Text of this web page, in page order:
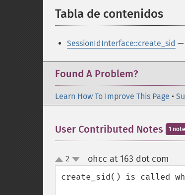
Tabla de contenidos
SessionIdInterface::create_sid —
Found A Problem?
Learn How To Improve This Page •
User Contributed Notes 1 note
up
down
2 ohcc at 163 dot com
create_sid() is called